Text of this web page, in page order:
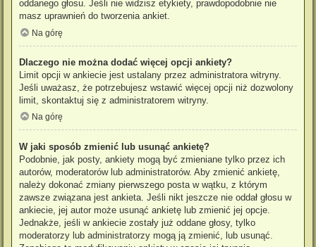
oddanego głosu. Jeśli nie widzisz etykiety, prawdopodobnie nie
masz uprawnień do tworzenia ankiet.
Na górę
Dlaczego nie można dodać więcej opcji ankiety?
Limit opcji w ankiecie jest ustalany przez administratora witryny.
Jeśli uważasz, że potrzebujesz wstawić więcej opcji niż dozwolony
limit, skontaktuj się z administratorem witryny.
Na górę
W jaki sposób zmienić lub usunąć ankietę?
Podobnie, jak posty, ankiety mogą być zmieniane tylko przez ich
autorów, moderatorów lub administratorów. Aby zmienić ankietę,
należy dokonać zmiany pierwszego posta w wątku, z którym
zawsze związana jest ankieta. Jeśli nikt jeszcze nie oddał głosu w
ankiecie, jej autor może usunąć ankietę lub zmienić jej opcje.
Jednakże, jeśli w ankiecie zostały już oddane głosy, tylko
moderatorzy lub administratorzy mogą ją zmienić, lub usunąć.